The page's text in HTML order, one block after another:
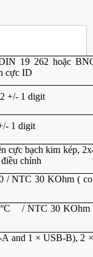
19 262 hoặc
cực ID
+/- 1 digit
1 digit
cực bạch kim kép,
chỉnh
/ NTC 30 KOhm (
°C / NTC 30 KOhm
and 1 × USB-B), 2